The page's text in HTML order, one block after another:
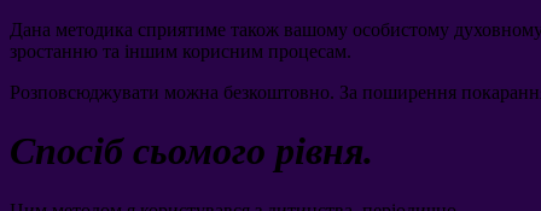
Дана методика сприятиме також вашому особистому
зростанню та іншим корисним процесам.
Розповсюджувати можна безкоштовно. За поширення
Спосіб сьомого рівня.